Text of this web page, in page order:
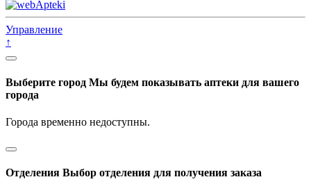
Управление
↑
Выберите город Мы будем показывать аптеки для вашего
города
Города временно недоступны.
Отделения Выбор отделения для получения заказа